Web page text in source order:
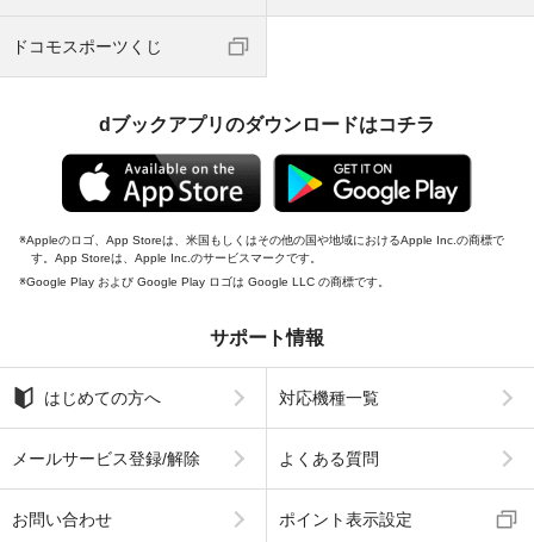
ドコモスポーツくじ
dブックアプリのダウンロードはコチラ
Appleのロゴ、App Storeは、米国もしくはその他の国や地域におけるApple Inc.の商標で
す。App Storeは、Apple Inc.のサービスマークです。
Google Play および Google Play ロゴは Google LLC の商標です。
サポート情報
はじめての方へ 対応機種一覧
メールサービス登録/解除 よくある質問
お問い合わせ ポイント表示設定